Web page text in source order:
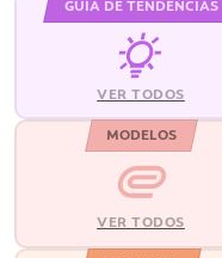
GUIA DE TENDÊNCIAS
VER TODOS
MODELOS
VER TODOS